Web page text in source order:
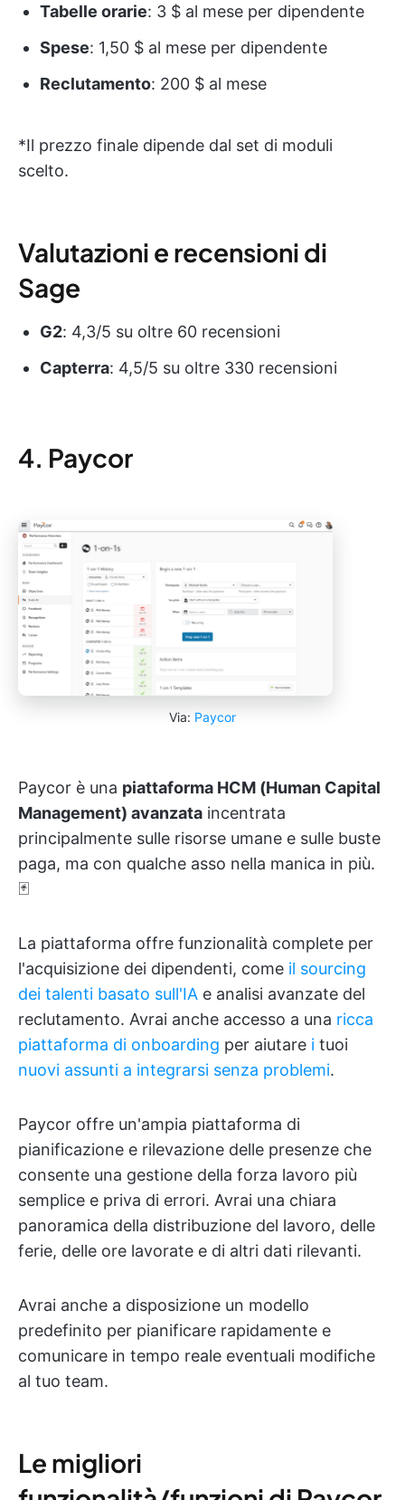
Tabelle orarie: 3 $ al mese per dipendente
Spese: 1,50 $ al mese per dipendente
Reclutamento: 200 $ al mese
*Il prezzo finale dipende dal set di moduli
scelto.
Valutazioni e recensioni di
Sage
G2: 4,3/5 su oltre 60 recensioni
Capterra: 4,5/5 su oltre 330 recensioni
4. Paycor
Via: Paycor
Paycor è una piattaforma HCM (Human Capital
Management) avanzata incentrata
principalmente sulle risorse umane e sulle buste
paga, ma con qualche asso nella manica in più.
🃏
La piattaforma offre funzionalità complete per
l'acquisizione dei dipendenti, come il sourcing
dei talenti basato sull'IA e analisi avanzate del
reclutamento. Avrai anche accesso a una ricca
piattaforma di onboarding per aiutare i tuoi
nuovi assunti a integrarsi senza problemi.
Paycor offre un'ampia piattaforma di
pianificazione e rilevazione delle presenze che
consente una gestione della forza lavoro più
semplice e priva di errori. Avrai una chiara
panoramica della distribuzione del lavoro, delle
ferie, delle ore lavorate e di altri dati rilevanti.
Avrai anche a disposizione un modello
predefinito per pianificare rapidamente e
comunicare in tempo reale eventuali modifiche
al tuo team.
Le migliori